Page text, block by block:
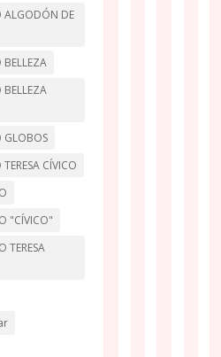
ALGODÓN DE
BELLEZA
BELLEZA
GLOBOS
CÍVICO
"CÍVICO"
TERESA